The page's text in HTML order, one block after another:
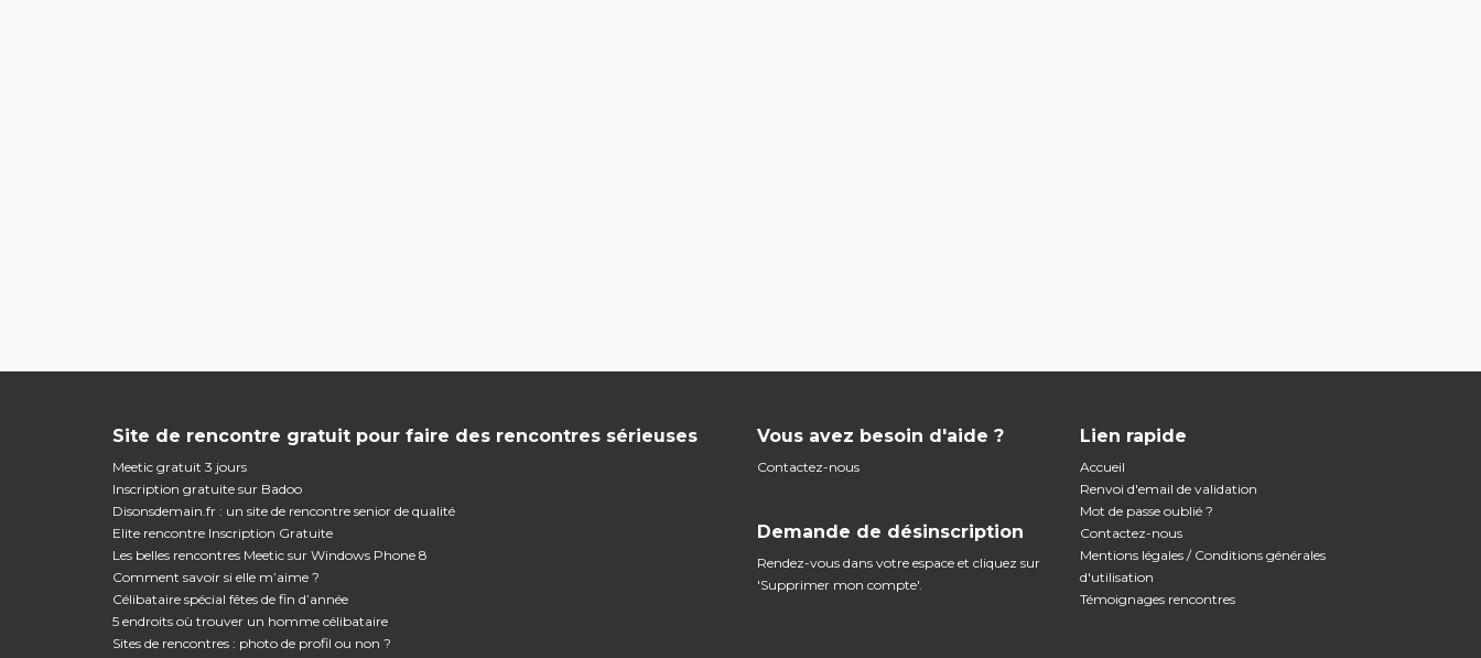
Site de rencontre gratuit pour faire des rencontres sérieuses
Meetic gratuit 3 jours
Inscription gratuite sur Badoo
Disonsdemain.fr : un site de rencontre senior de qualité
Elite rencontre Inscription Gratuite
Les belles rencontres Meetic sur Windows Phone 8
Comment savoir si elle m’aime ?
Célibataire spécial fêtes de fin d’année
5 endroits où trouver un homme célibataire
Sites de rencontres : photo de profil ou non ?
Vous avez besoin d'aide ?
Contactez-nous
Demande de désinscription
Rendez-vous dans votre espace et cliquez sur
'Supprimer mon compte'.
Lien rapide
Accueil
Renvoi d'email de validation
Mot de passe oublié ?
Contactez-nous
Mentions légales / Conditions générales
d'utilisation
Témoignages rencontres